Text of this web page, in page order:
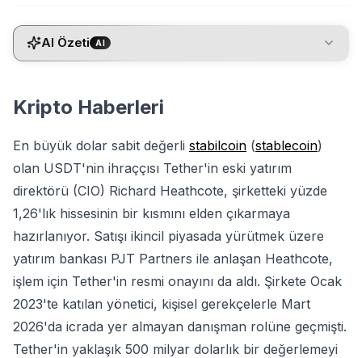
AI Özeti AI
Kripto Haberleri
En büyük dolar sabit değerli stabilcoin (stablecoin)
olan USDT'nin ihraççısı Tether'in eski yatırım
direktörü (CIO) Richard Heathcote, şirketteki yüzde
1,26'lık hissesinin bir kısmını elden çıkarmaya
hazırlanıyor. Satışı ikincil piyasada yürütmek üzere
yatırım bankası PJT Partners ile anlaşan Heathcote,
işlem için Tether'in resmi onayını da aldı. Şirkete Ocak
2023'te katılan yönetici, kişisel gerekçelerle Mart
2026'da icrada yer almayan danışman rolüne geçmişti.
Tether'in yaklaşık 500 milyar dolarlık bir değerlemeyi